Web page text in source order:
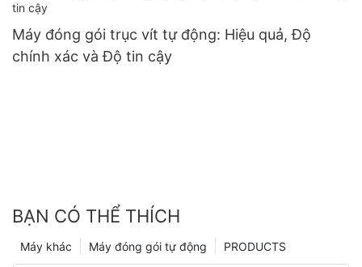
Máy đóng gói trục vít tự động: Hiệu quả, Độ
chính xác và Độ tin cậy
BẠN CÓ THỂ THÍCH
PRODUCTS
Máy đóng gói tự động
Máy khác